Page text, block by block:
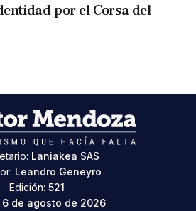
por el Corsa del
Laniakea SAS
Leandro Geneyro
Edición: 521
6 de agosto de 2026